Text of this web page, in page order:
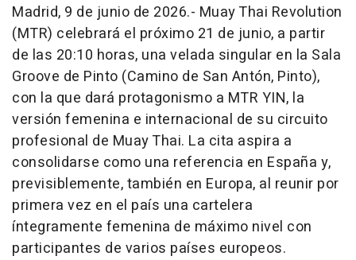
Madrid, 9 de junio de 2026.- Muay Thai Revolution
(MTR) celebrará el próximo 21 de junio, a partir
de las 20:10 horas, una velada singular en la Sala
Groove de Pinto (Camino de San Antón, Pinto),
con la que dará protagonismo a MTR YIN, la
versión femenina e internacional de su circuito
profesional de Muay Thai. La cita aspira a
consolidarse como una referencia en España y,
previsiblemente, también en Europa, al reunir por
primera vez en el país una cartelera
íntegramente femenina de máximo nivel con
participantes de varios países europeos.